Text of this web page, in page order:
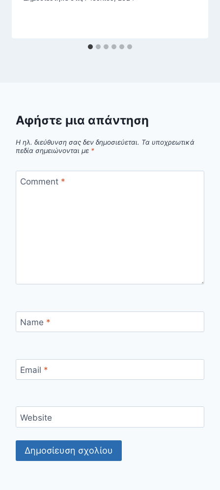
Αφήστε μια απάντηση
Η ηλ. διεύθυνση σας δεν δημοσιεύεται. Τα υποχρεωτικά
πεδία σημειώνονται με *
Comment *
Name *
Email *
Website